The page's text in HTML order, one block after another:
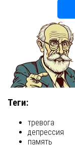
Теги:
тревога
депрессия
память